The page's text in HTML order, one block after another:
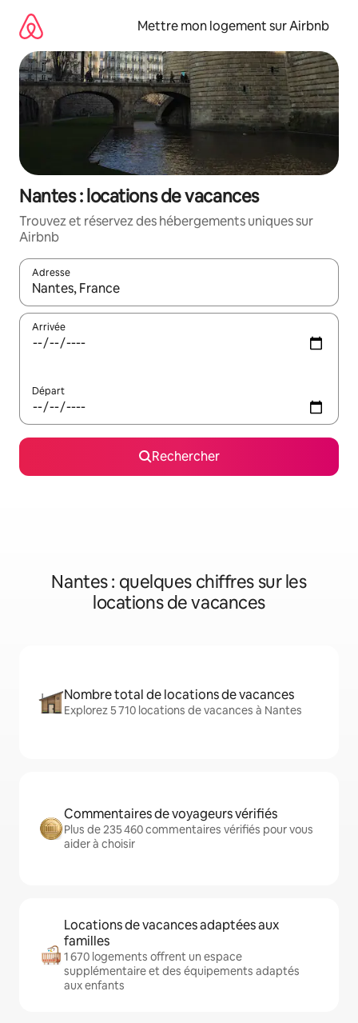
directement
contenu
Mettre mon logement sur Airbnb
Nantes : locations de vacances
Trouvez et réservez des hébergements uniques sur
Airbnb
Adresse
Lorsque les résultats s'affichent, utilisez les flèches vers le
Arrivée
Départ
Rechercher
Nantes : quelques chiffres sur les
locations de vacances
Nombre total de locations de vacances
Explorez 5 710 locations de vacances à Nantes
Commentaires de voyageurs vérifiés
Plus de 235 460 commentaires vérifiés pour vous
aider à choisir
Locations de vacances adaptées aux
familles
1 670 logements offrent un espace
supplémentaire et des équipements adaptés
aux enfants